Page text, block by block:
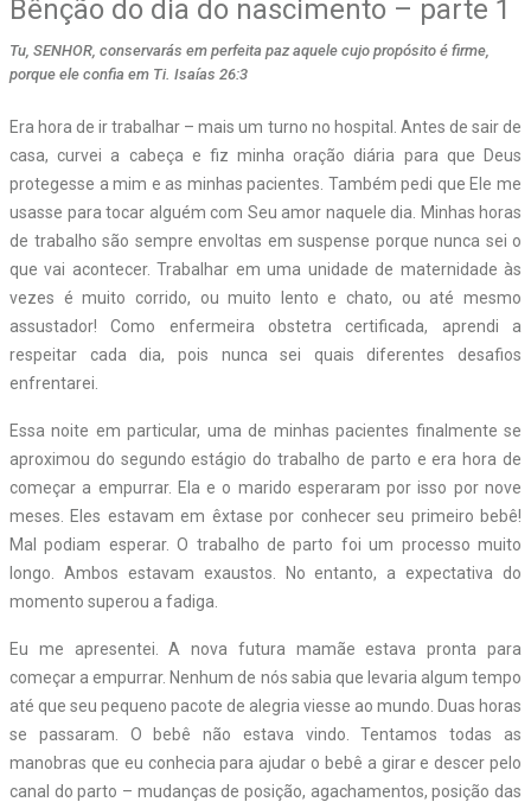
Bênção do dia do nascimento – parte 1
Tu, SENHOR, conservarás em perfeita paz aquele cujo propósito é firme,
porque ele confia em Ti. Isaías 26:3
Era hora de ir trabalhar – mais um turno no hospital. Antes de sair de
casa, curvei a cabeça e fiz minha oração diária para que Deus
protegesse a mim e as minhas pacientes. Também pedi que Ele me
usasse para tocar alguém com Seu amor naquele dia. Minhas horas
de trabalho são sempre envoltas em suspense porque nunca sei o
que vai acontecer. Trabalhar em uma unidade de maternidade às
vezes é muito corrido, ou muito lento e chato, ou até mesmo
assustador! Como enfermeira obstetra certificada, aprendi a
respeitar cada dia, pois nunca sei quais diferentes desafios
enfrentarei.
Essa noite em particular, uma de minhas pacientes finalmente se
aproximou do segundo estágio do trabalho de parto e era hora de
começar a empurrar. Ela e o marido esperaram por isso por nove
meses. Eles estavam em êxtase por conhecer seu primeiro bebê!
Mal podiam esperar. O trabalho de parto foi um processo muito
longo. Ambos estavam exaustos. No entanto, a expectativa do
momento superou a fadiga.
Eu me apresentei. A nova futura mamãe estava pronta para
começar a empurrar. Nenhum de nós sabia que levaria algum tempo
até que seu pequeno pacote de alegria viesse ao mundo. Duas horas
se passaram. O bebê não estava vindo. Tentamos todas as
manobras que eu conhecia para ajudar o bebê a girar e descer pelo
canal do parto – mudanças de posição, agachamentos, posição das